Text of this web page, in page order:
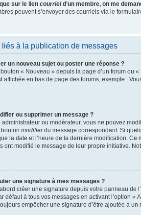
sur le lien courrield’un membre, on me
peuvent s’envoyer des courriels via le
liés à la publication de messages
un nouveau sujet ou poster une réponse ?
« Nouveau » depuis la page d’un forum ou
affichée en bas de page des forums, exemple :
ou supprimer un message ?
administrateur ou modérateur, vous ne pouvez
modifierdu message correspondant. Si
la date et l’heure de la dernière modification.
ont modifié le message de leur propre initiative.
une signature à mes messages ?
créer une signature depuis votre panneau de
défaut à tous vos messages en activant l’option
empêcher une signature d’être ajoutée à